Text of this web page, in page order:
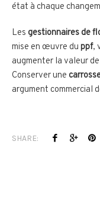
état à chaque
Les gestionnaires de
mise en œuvre du ppf,
augmenter la valeur
Conserver une
argument commercial
SHARE: